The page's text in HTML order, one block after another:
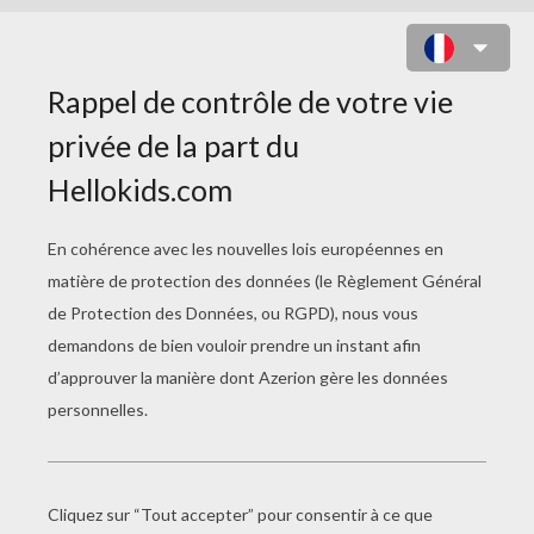
COLORIAGE D'OURSONS